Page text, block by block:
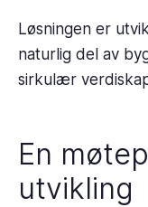
Løsningen er
naturlig del av
sirkulær
En
utvikling